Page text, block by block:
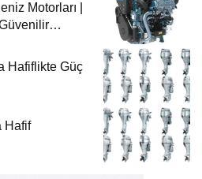
Motorları |
Hafiflikte Güç
Hafif